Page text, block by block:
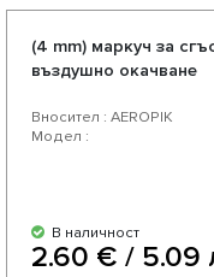
(4 mm) маркуч за
въздушно окачване
Вносител : AEROPIK
Модел :
В наличност
2.60 € / 5.09